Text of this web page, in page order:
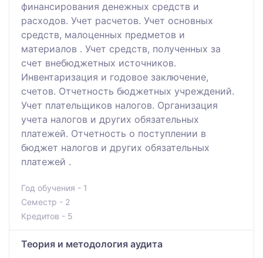
финансирования денежных средств и
расходов. Учет расчетов. Учет основных
средств, малоценных предметов и
материалов . Учет средств, полученных за
счет внебюджетных источников.
Инвентаризация и годовое заключение,
счетов. Отчетность бюджетных учреждений.
Учет плательщиков налогов. Организация
учета налогов и других обязательных
платежей. Отчетность о поступлении в
бюджет налогов и других обязательных
платежей .
Год обучения - 1
Семестр - 2
Кредитов - 5
Теория и методология аудита